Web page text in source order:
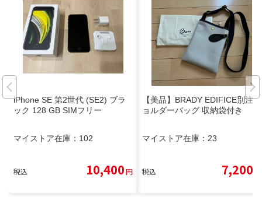
iPhone SE 第2世代 (SE2) ブラ
ック 128 GB SIMフリー
マイストア在庫： 102
税込 10,400円
【美品】BRADY EDIFICE別注シ
ョルダーバッグ 収納袋付き
マイストア在庫： 23
税込 7,200